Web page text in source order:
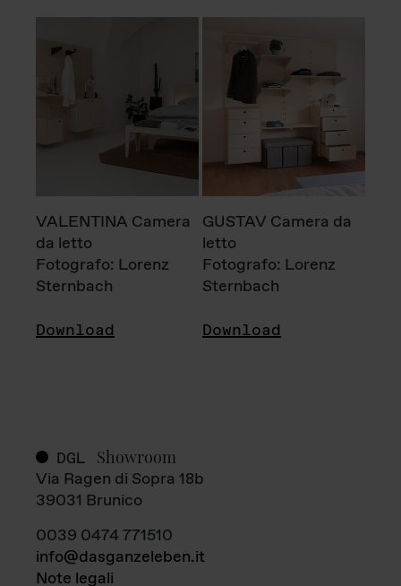
VALENTINA Camera
da letto
Fotografo: Lorenz
Sternbach
Download
GUSTAV Camera da
letto
Fotografo: Lorenz
Sternbach
Download
DGL Showroom
Via Ragen di Sopra 18b
39031 Brunico
0039 0474 771510
info@dasganzeleben.it
Note legali